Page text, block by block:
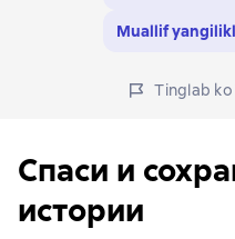
Muallif
Tinglab
Спаси и
истории